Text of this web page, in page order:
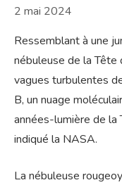
2 mai 2024
Ressemblant à une
nébuleuse de la Tête
vagues turbulentes
B, un nuage
années-lumière de la
indiqué la NASA.
La nébuleuse